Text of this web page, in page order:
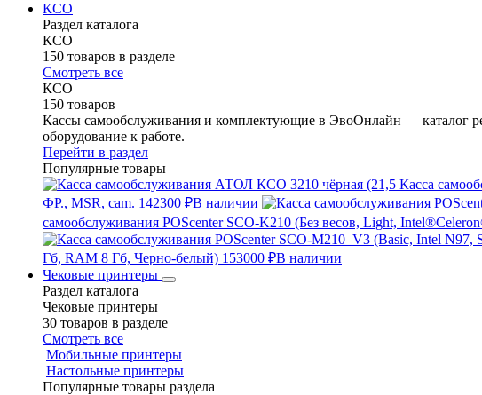
КСО
Раздел каталога
КСО
150 товаров в разделе
Смотреть все
КСО
150 товаров
Кассы самообслуживания и комплектующие в ЭвоОнлайн — каталог
оборудование к работе.
Перейти в раздел
Популярные товары
Касса
ФР., MSR, cam. 142300 ₽В наличии
самообслуживания POScenter SCO-K210 (Без весов, Light,
Гб, RAM 8 Гб, Черно-белый) 153000 ₽В наличии
Чековые принтеры
Раздел каталога
Чековые принтеры
30 товаров в разделе
Смотреть все
Мобильные принтеры
Настольные принтеры
Популярные товары раздела